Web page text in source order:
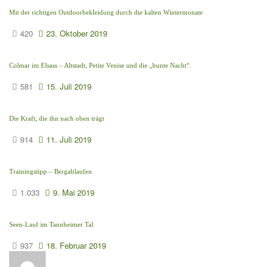
Mit der richtigen Outdoorbekleidung durch die kalten Wintermonate
420 23. Oktober 2019
Colmar im Elsass – Altstadt, Petite Venise und die „bunte Nacht“.
581 15. Juli 2019
Die Kraft, die ihn nach oben trägt
914 11. Juli 2019
Trainingstipp – Bergablaufen
1.033 9. Mai 2019
Seen-Lauf im Tannheimer Tal
937 18. Februar 2019